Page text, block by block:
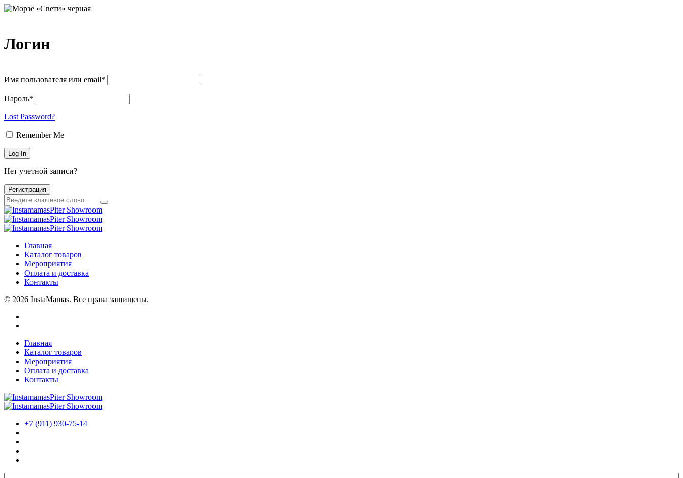
Логин
Имя пользователя или email*
Пароль*
Lost Password?
Remember Me
Нет учетной записи?
Регистрация
Главная
Каталог товаров
Мероприятия
Оплата и доставка
Контакты
© 2026 InstaMamas. Все права защищены.
Главная
Каталог товаров
Мероприятия
Оплата и доставка
Контакты
+7 (911) 930-75-14